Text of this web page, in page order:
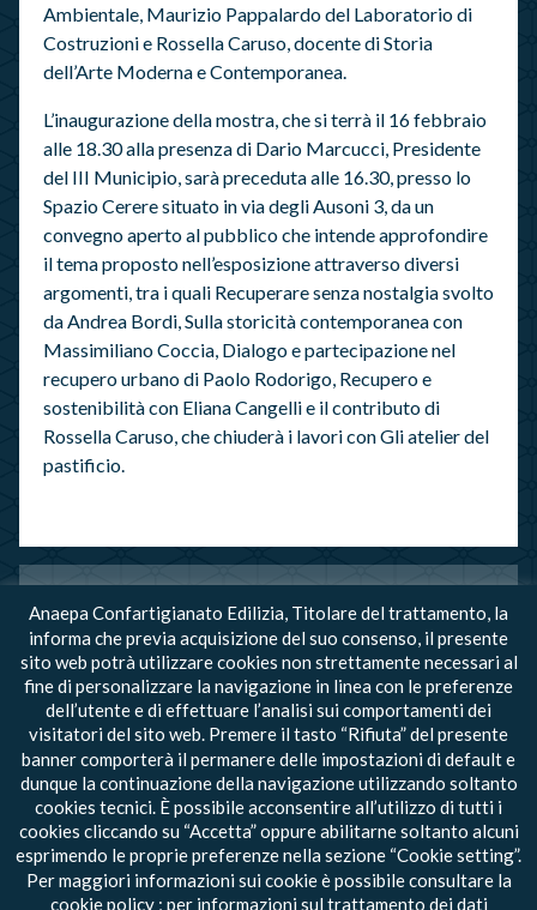
Ambientale, Maurizio Pappalardo del Laboratorio di
Costruzioni e Rossella Caruso, docente di Storia
dell’Arte Moderna e Contemporanea.
L’inaugurazione della mostra, che si terrà il 16 febbraio
alle 18.30 alla presenza di Dario Marcucci, Presidente
del III Municipio, sarà preceduta alle 16.30, presso lo
Spazio Cerere situato in via degli Ausoni 3, da un
convegno aperto al pubblico che intende approfondire
il tema proposto nell’esposizione attraverso diversi
argomenti, tra i quali Recuperare senza nostalgia svolto
da Andrea Bordi, Sulla storicità contemporanea con
Massimiliano Coccia, Dialogo e partecipazione nel
recupero urbano di Paolo Rodorigo, Recupero e
sostenibilità con Eliana Cangelli e il contributo di
Rossella Caruso, che chiuderà i lavori con Gli atelier del
pastificio.
DOCUMENTI ALLEGATI
Locandina evento
torna all’Archivio Notizie
© 2020 - Tutti i diritti riservati - ANAEPA-
Anaepa Confartigianato Edilizia, Titolare del trattamento, la
informa che previa acquisizione del suo consenso, il presente
sito web potrà utilizzare cookies non strettamente necessari al
fine di personalizzare la navigazione in linea con le preferenze
dell’utente e di effettuare l’analisi sui comportamenti dei
visitatori del sito web. Premere il tasto “Rifiuta” del presente
banner comporterà il permanere delle impostazioni di default e
dunque la continuazione della navigazione utilizzando soltanto
cookies tecnici. È possibile acconsentire all’utilizzo di tutti i
cookies cliccando su “Accetta” oppure abilitarne soltanto alcuni
esprimendo le proprie preferenze nella sezione “Cookie setting”.
Per maggiori informazioni sui cookie è possibile consultare la
cookie policy; per informazioni sul trattamento dei dati